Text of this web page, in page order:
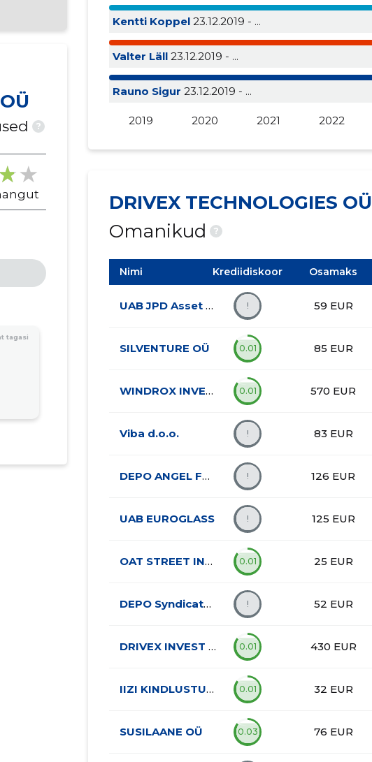
?
tagasi
Kentti Koppel23.12.2019 - ...
Valter Läll23.12.2019 - ...
Rauno Sigur 23.12.2019 - ...
2019 2020 2021 2022
DRIVEX TECHNOLOGIES OÜ
Omanikud
?
Nimi Krediidiskoor Osamaks
UAB JPD Asset Management ! 59 EUR
SILVENTURE OÜ 0.01 85 EUR
WINDROX INVESTMENT OÜ 0.01 570 EUR
Viba d.o.o. ! 83 EUR
DEPO ANGEL FUND II. s.r.o. ! 126 EUR
UAB EUROGLASS ! 125 EUR
OAT STREET INVEST OÜ 0.01 25 EUR
DEPO Syndicate IX. s.r.o ! 52 EUR
DRIVEX INVEST OÜ 0.01 430 EUR
IIZI KINDLUSTUSMAAKLER AS 0.01 32 EUR
SUSILAANE OÜ 0.03 76 EUR